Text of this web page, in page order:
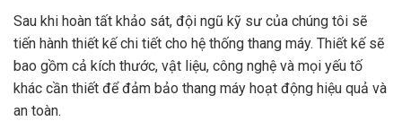
Sau khi hoàn tất khảo sát, đội ngũ kỹ sư của chúng tôi sẽ
tiến hành thiết kế chi tiết cho hệ thống thang máy. Thiết kế sẽ
bao gồm cả kích thước, vật liệu, công nghệ và mọi yếu tố
khác cần thiết để đảm bảo thang máy hoạt động hiệu quả và
an toàn.